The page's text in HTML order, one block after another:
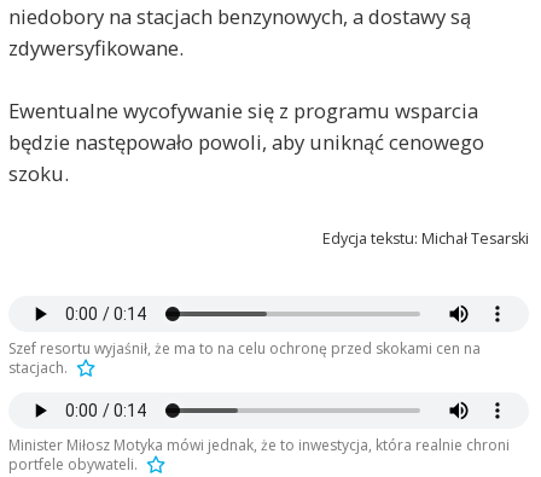
niedobory na stacjach benzynowych, a dostawy są
zdywersyfikowane.
Ewentualne wycofywanie się z programu wsparcia
będzie następowało powoli, aby uniknąć cenowego
szoku.
Edycja tekstu: Michał Tesarski
Szef resortu wyjaśnił, że ma to na celu ochronę przed skokami cen na
stacjach.
Minister Miłosz Motyka mówi jednak, że to inwestycja, która realnie chroni
portfele obywateli.